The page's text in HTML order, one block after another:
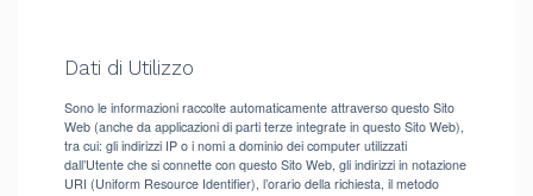
Dati di Utilizzo
Sono le informazioni raccolte automaticamente attraverso questo Sito
Web (anche da applicazioni di parti terze integrate in questo Sito Web),
tra cui: gli indirizzi IP o i nomi a dominio dei computer utilizzati
dall’Utente che si connette con questo Sito Web, gli indirizzi in notazione
URI (Uniform Resource Identifier), l’orario della richiesta, il metodo